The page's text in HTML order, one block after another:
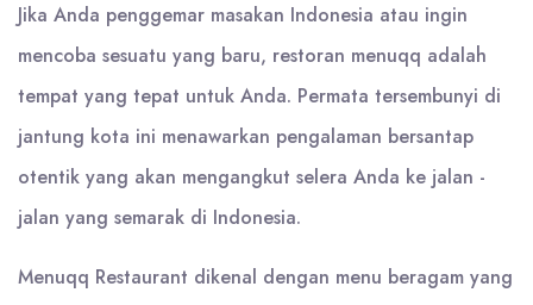
Jika Anda penggemar masakan Indonesia atau ingin
mencoba sesuatu yang baru, restoran menuqq adalah
tempat yang tepat untuk Anda. Permata tersembunyi di
jantung kota ini menawarkan pengalaman bersantap
otentik yang akan mengangkut selera Anda ke jalan -
jalan yang semarak di Indonesia.
Menuqq Restaurant dikenal dengan menu beragam yang